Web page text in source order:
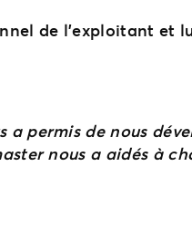
de l’exploitant et
a permis de nous
nous a aidés à